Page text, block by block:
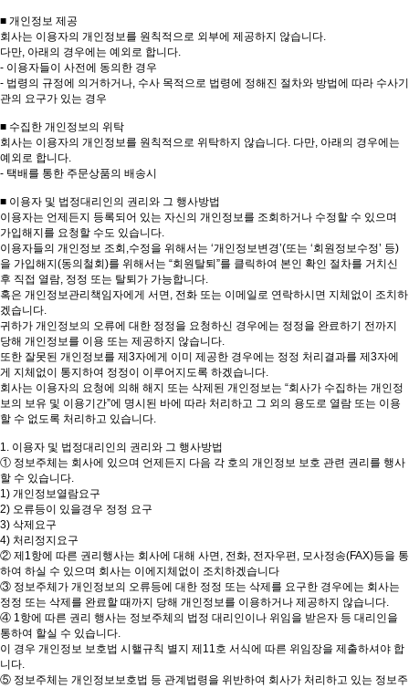
■ 개인정보 제공
회사는 이용자의 개인정보를 원칙적으로 외부에 제공하지 않습니다.
다만, 아래의 경우에는 예외로 합니다.
- 이용자들이 사전에 동의한 경우
- 법령의 규정에 의거하거나, 수사 목적으로 법령에 정해진 절차와 방법에 따라 수사기
관의 요구가 있는 경우
■ 수집한 개인정보의 위탁
회사는 이용자의 개인정보를 원칙적으로 위탁하지 않습니다. 다만, 아래의 경우에는
예외로 합니다.
- 택배를 통한 주문상품의 배송시
■ 이용자 및 법정대리인의 권리와 그 행사방법
이용자는 언제든지 등록되어 있는 자신의 개인정보를 조회하거나 수정할 수 있으며
가입해지를 요청할 수도 있습니다.
이용자들의 개인정보 조회,수정을 위해서는 ‘개인정보변경’(또는 ‘회원정보수정’ 등)
을 가입해지(동의철회)를 위해서는 “회원탈퇴”를 클릭하여 본인 확인 절차를 거치신
후 직접 열람, 정정 또는 탈퇴가 가능합니다.
혹은 개인정보관리책임자에게 서면, 전화 또는 이메일로 연락하시면 지체없이 조치하
겠습니다.
귀하가 개인정보의 오류에 대한 정정을 요청하신 경우에는 정정을 완료하기 전까지
당해 개인정보를 이용 또는 제공하지 않습니다.
또한 잘못된 개인정보를 제3자에게 이미 제공한 경우에는 정정 처리결과를 제3자에
게 지체없이 통지하여 정정이 이루어지도록 하겠습니다.
회사는 이용자의 요청에 의해 해지 또는 삭제된 개인정보는 “회사가 수집하는 개인정
보의 보유 및 이용기간”에 명시된 바에 따라 처리하고 그 외의 용도로 열람 또는 이용
할 수 없도록 처리하고 있습니다.
1. 이용자 및 법정대리인의 권리와 그 행사방법
① 정보주체는 회사에 있으며 언제든지 다음 각 호의 개인정보 보호 관련 권리를 행사
할 수 있습니다.
1) 개인정보열람요구
2) 오류등이 있을경우 정정 요구
3) 삭제요구
4) 처리정지요구
② 제1항에 따른 권리행사는 회사에 대해 사면, 전화, 전자우편, 모사정송(FAX)등을 통
하여 하실 수 있으며 회사는 이에지체없이 조치하겠습니다
③ 정보주체가 개인정보의 오류등에 대한 정정 또는 삭제를 요구한 경우에는 회사는
정정 또는 삭제를 완료할 때까지 당해 개인정보를 이용하거나 제공하지 않습니다.
④ 1항에 따른 권리 행사는 정보주체의 법정 대리인이나 위임을 받은자 등 대리인을
통하여 할실 수 있습니다.
이 경우 개인정보 보호법 시핼규칙 별지 제11호 서식에 따른 위임장을 제출하셔야 합
니다.
⑤ 정보주체는 개인정보보호법 등 관계법령을 위반하여 회사가 처리하고 있는 정보주